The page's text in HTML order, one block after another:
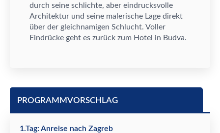
durch seine schlichte, aber eindrucksvolle
Architektur und seine malerische Lage direkt
über der gleichnamigen Schlucht. Voller
Eindrücke geht es zurück zum Hotel in Budva.
PROGRAMMVORSCHLAG
1.Tag: Anreise nach Zagreb